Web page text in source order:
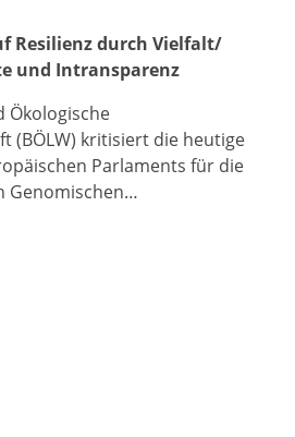
Resilienz durch Vielfalt/
und Intransparenz
Ökologische
(BÖLW) kritisiert die heutige
Parlaments für die
Genomischen…